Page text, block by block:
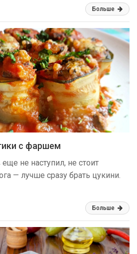
Больше
с фаршем
не наступил, не стоит
— лучше сразу брать цукини.
Больше